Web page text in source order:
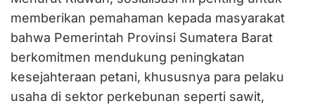
memberikan pemahaman kepada masyarakat
bahwa Pemerintah Provinsi Sumatera Barat
berkomitmen mendukung peningkatan
kesejahteraan petani, khususnya para pelaku
usaha di sektor perkebunan seperti sawit,